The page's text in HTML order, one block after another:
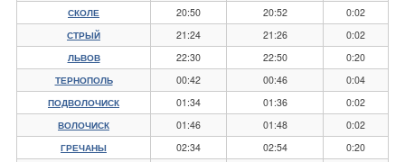
СКОЛЕ 20:50 20:52 0:02
СТРЫЙ 21:24 21:26 0:02
ЛЬВОВ 22:30 22:50 0:20
ТЕРНОПОЛЬ 00:42 00:46 0:04
ПОДВОЛОЧИСК 01:34 01:36 0:02
ВОЛОЧИСК 01:46 01:48 0:02
ГРЕЧАНЫ 02:34 02:54 0:20